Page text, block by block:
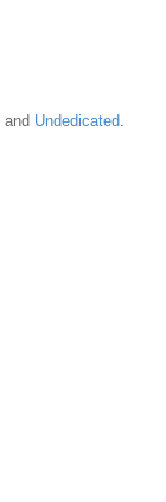
and Undedicated.